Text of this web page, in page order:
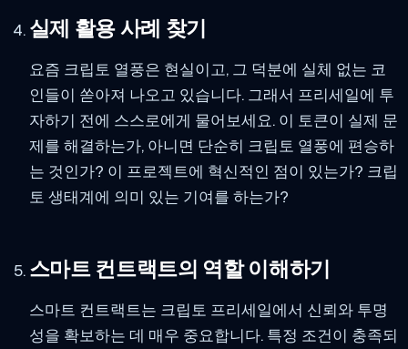
실제 활용 사례 찾기
요즘 크립토 열풍은 현실이고, 그 덕분에 실체 없는 코
인들이 쏟아져 나오고 있습니다. 그래서 프리세일에 투
자하기 전에 스스로에게 물어보세요. 이 토큰이 실제 문
제를 해결하는가, 아니면 단순히 크립토 열풍에 편승하
는 것인가? 이 프로젝트에 혁신적인 점이 있는가? 크립
토 생태계에 의미 있는 기여를 하는가?
스마트 컨트랙트의 역할 이해하기
스마트 컨트랙트는 크립토 프리세일에서 신뢰와 투명
성을 확보하는 데 매우 중요합니다. 특정 조건이 충족되